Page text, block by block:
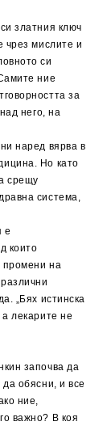
златния ключ
чрез мислите и
си
ние
за
него, на
наред вярва в
Но като
срещу
система,
е
които
промени на
„Бях истинска
лекарите не
започва да
обясни, и все
ние,
важно? В коя